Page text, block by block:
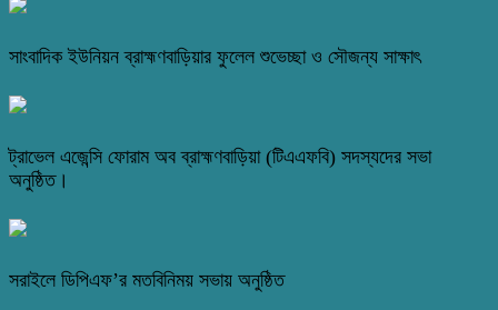
সাংবাদিক ইউনিয়ন ব্রাহ্মণবাড়িয়ার ফুলেল শুভেচ্ছা ও সৌজন্য সাক্ষাৎ
ট্রাভেল এজেন্সি ফোরাম অব ব্রাহ্মণবাড়িয়া (টিএএফবি) সদস্যদের সভা
অনুষ্ঠিত।
সরাইলে ডিপিএফ’র মতবিনিময় সভায় অনুষ্ঠিত